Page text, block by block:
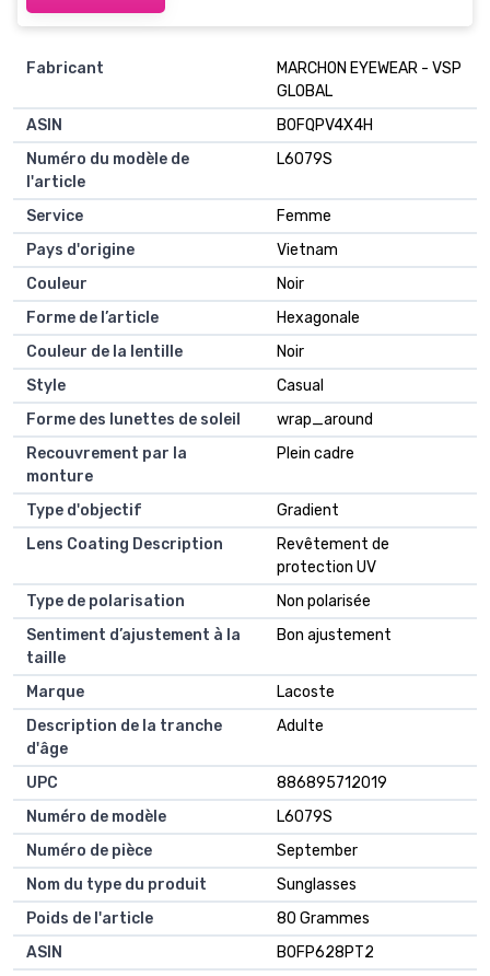
Fabricant
MARCHON EYEWEAR - VSP
GLOBAL
ASIN
B0FQPV4X4H
Numéro du modèle de
l'article
L6079S
Service
Femme
Pays d'origine
Vietnam
Couleur
Noir
Forme de l’article
Hexagonale
Couleur de la lentille
Noir
Style
Casual
Forme des lunettes de soleil
wrap_around
Recouvrement par la
monture
Plein cadre
Type d'objectif
Gradient
Lens Coating Description
Revêtement de
protection UV
Type de polarisation
Non polarisée
Sentiment d’ajustement à la
taille
Bon ajustement
Marque
Lacoste
Description de la tranche
d'âge
Adulte
UPC
886895712019
Numéro de modèle
L6079S
Numéro de pièce
September
Nom du type du produit
Sunglasses
Poids de l'article
80 Grammes
ASIN
B0FP628PT2